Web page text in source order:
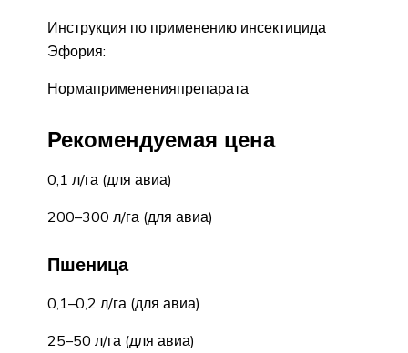
Инструкция по применению инсектицида
Эфория:
Нормапримененияпрепарата
Рекомендуемая цена
0,1 л/га (для авиа)
200–300 л/га (для авиа)
Пшеница
0,1–0,2 л/га (для авиа)
25–50 л/га (для авиа)